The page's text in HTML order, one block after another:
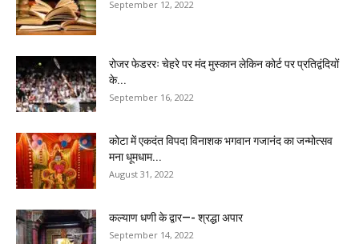
September 12, 2022
रोजर फेडररः चेहरे पर मंद मुस्कान लेकिन कोर्ट पर प्रतिद्वंदियों
के...
September 16, 2022
कोटा में एकदंत विपदा विनाशक भगवान गजानंद का जन्मोत्सव
मना धूमधाम...
August 31, 2022
कल्याण धणी के द्वार—- श्रद्धा अपार
September 14, 2022